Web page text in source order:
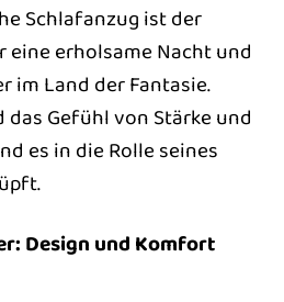
Schlafanzug ist der
erholsame Nacht und
im Land der Fantasie.
das Gefühl von Stärke und
es in die Rolle seines
Design und Komfort